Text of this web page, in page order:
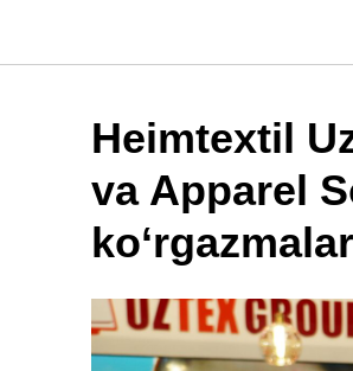
Heimtextil
va Apparel